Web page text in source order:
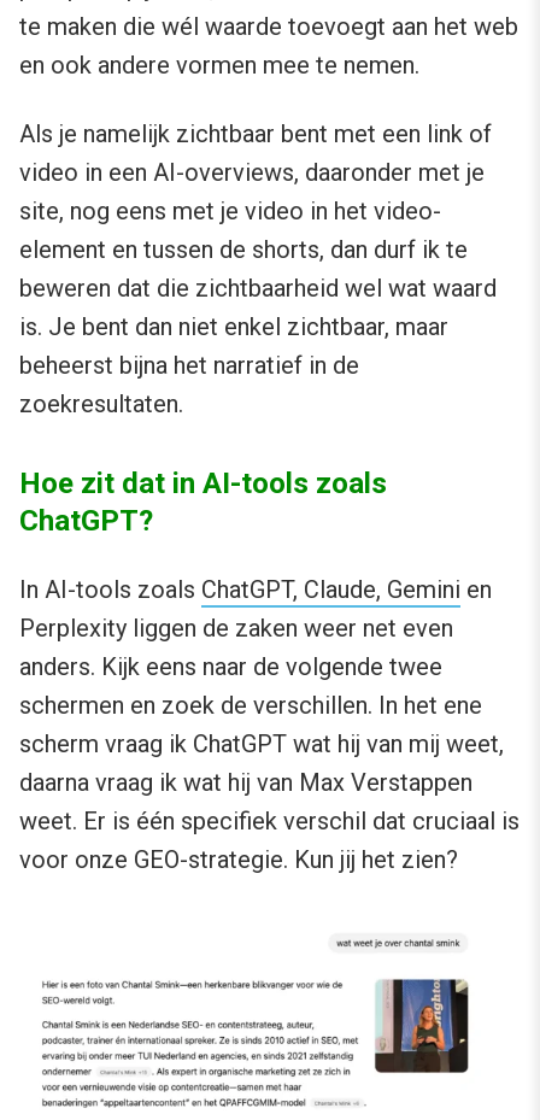
te maken die wél waarde toevoegt aan het web
en ook andere vormen mee te nemen.
Als je namelijk zichtbaar bent met een link of
video in een AI-overviews, daaronder met je
site, nog eens met je video in het video-
element en tussen de shorts, dan durf ik te
beweren dat die zichtbaarheid wel wat waard
is. Je bent dan niet enkel zichtbaar, maar
beheerst bijna het narratief in de
zoekresultaten.
Hoe zit dat in AI-tools zoals
ChatGPT?
In AI-tools zoals ChatGPT, Claude, Gemini en
Perplexity liggen de zaken weer net even
anders. Kijk eens naar de volgende twee
schermen en zoek de verschillen. In het ene
scherm vraag ik ChatGPT wat hij van mij weet,
daarna vraag ik wat hij van Max Verstappen
weet. Er is één specifiek verschil dat cruciaal is
voor onze GEO-strategie. Kun jij het zien?